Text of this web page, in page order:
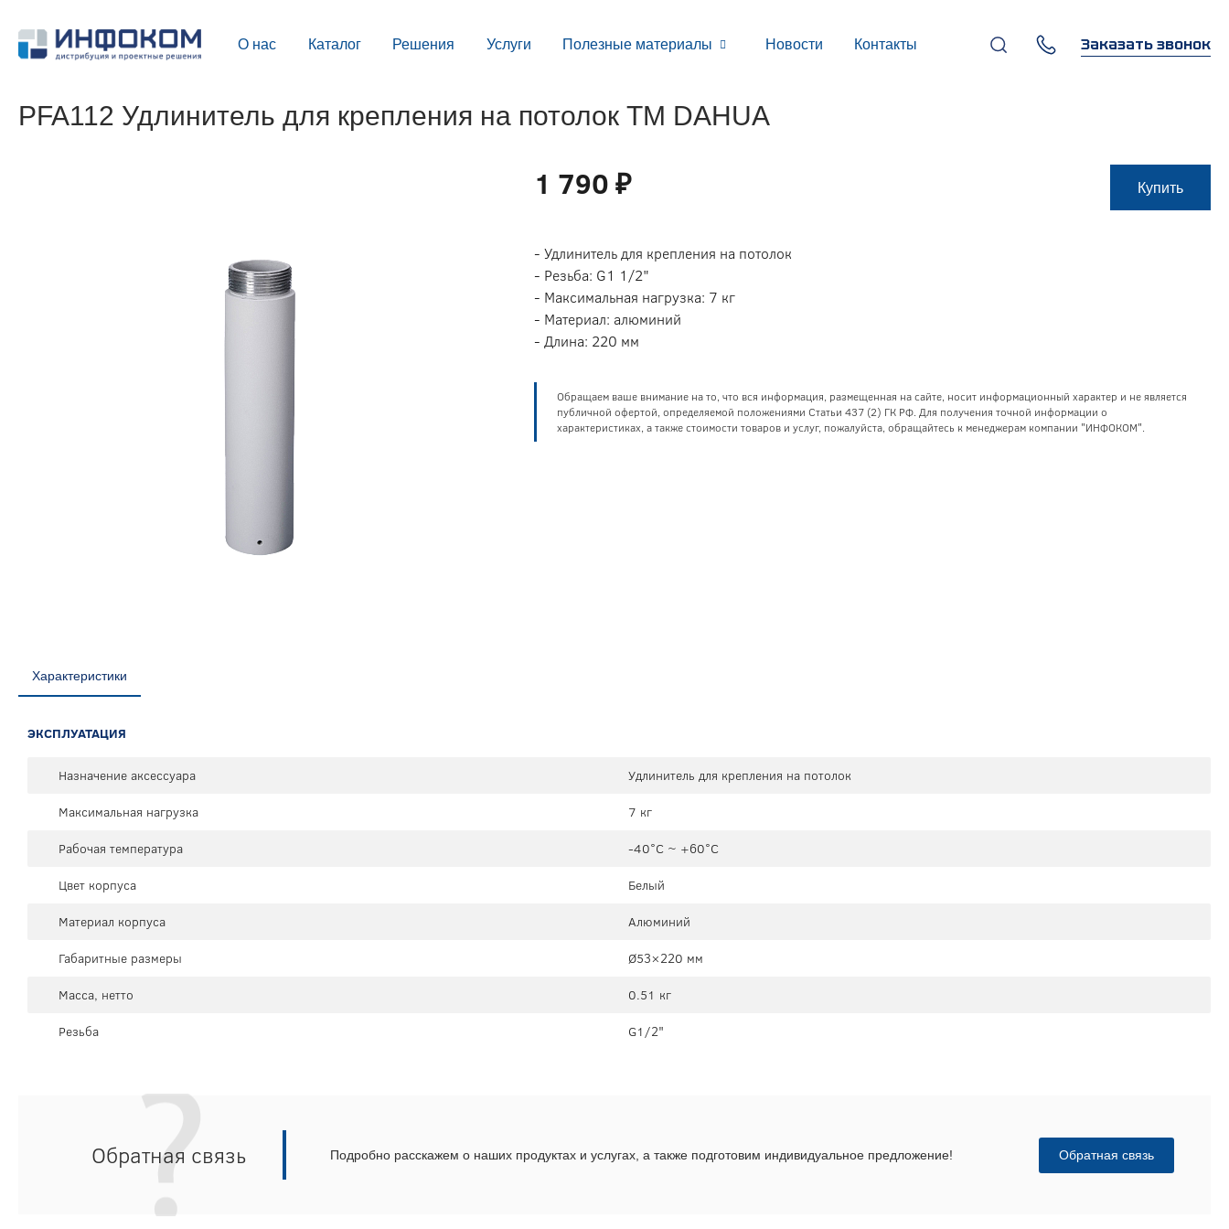
О нас Каталог Решения Услуги Полезные материалы Новости Контакты Заказать звонок
PFA112 Удлинитель для крепления на потолок ТМ DAHUA
1 790 ₽ Купить
- Удлинитель для крепления на потолок
- Резьба: G1 1/2"
- Максимальная нагрузка: 7 кг
- Материал: алюминий
- Длина: 220 мм
Обращаем ваше внимание на то, что вся информация, размещенная на сайте, носит информационный характер и не является
публичной офертой, определяемой положениями Статьи 437 (2) ГК РФ. Для получения точной информации о
характеристиках, а также стоимости товаров и услуг, пожалуйста, обращайтесь к менеджерам компании "ИНФОКОМ".
Характеристики
ЭКСПЛУАТАЦИЯ
Назначение аксессуара
Удлинитель для крепления на потолок
Максимальная нагрузка
7 кг
Рабочая температура
-40°C ~ +60°C
Цвет корпуса
Белый
Материал корпуса
Алюминий
Габаритные размеры
Ø53×220 мм
Масса, нетто
0.51 кг
Резьба
G1/2"
Обратная связь Подробно расскажем о наших продуктах и услугах, а также подготовим индивидуальное предложение! Обратная связь